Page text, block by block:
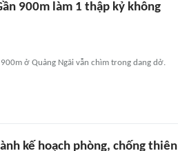
900m làm 1 thập kỷ không
ở Quảng Ngãi vẫn chìm trong dang dở.
kế hoạch phòng, chống thiên